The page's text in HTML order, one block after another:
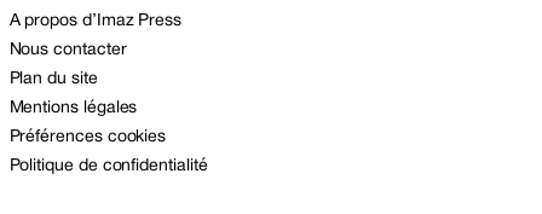
A propos d’Imaz Press
Nous contacter
Plan du site
Mentions légales
Préférences cookies
Politique de confidentialité